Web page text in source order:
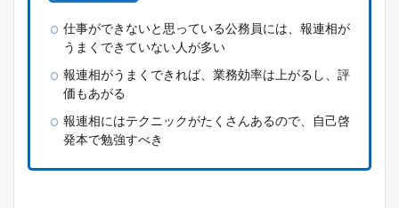
仕事ができないと思っている公務員には、報連相が
うまくできていない人が多い
報連相がうまくできれば、業務効率は上がるし、評
価もあがる
報連相にはテクニックがたくさんあるので、自己啓
発本で勉強すべき